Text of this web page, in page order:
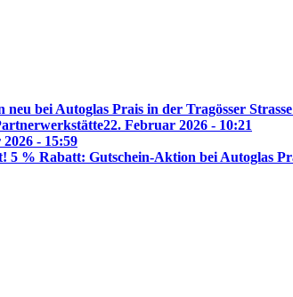
neu bei Autoglas Prais in der Tragösser
22. Februar 2026 - 10:21
- 15:59
5 % Rabatt: Gutschein-Aktion bei Autoglas